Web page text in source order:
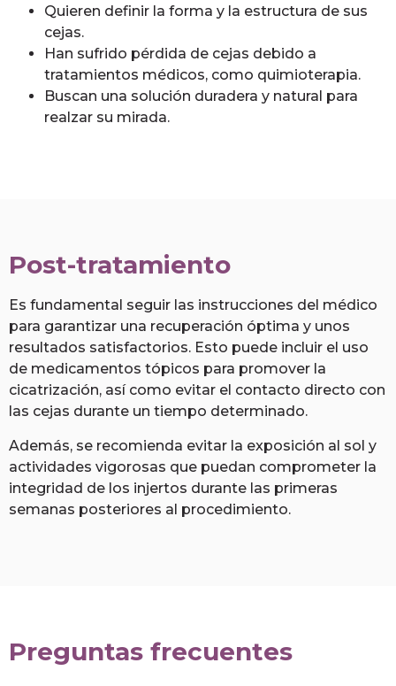
Quieren definir la forma y la estructura de sus
cejas.
Han sufrido pérdida de cejas debido a
tratamientos médicos, como quimioterapia.
Buscan una solución duradera y natural para
realzar su mirada.
Post-tratamiento
Es fundamental seguir las instrucciones del médico
para garantizar una recuperación óptima y unos
resultados satisfactorios. Esto puede incluir el uso
de medicamentos tópicos para promover la
cicatrización, así como evitar el contacto directo con
las cejas durante un tiempo determinado.
Además, se recomienda evitar la exposición al sol y
actividades vigorosas que puedan comprometer la
integridad de los injertos durante las primeras
semanas posteriores al procedimiento.
Preguntas frecuentes